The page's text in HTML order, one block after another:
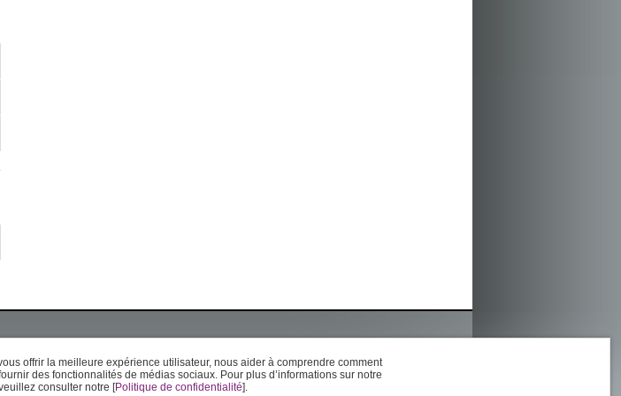
offrir la meilleure expérience utilisateur, nous aider à comprendre comment
des fonctionnalités de médias sociaux. Pour plus d’informations sur notre
consulter notre [Politique de confidentialité].